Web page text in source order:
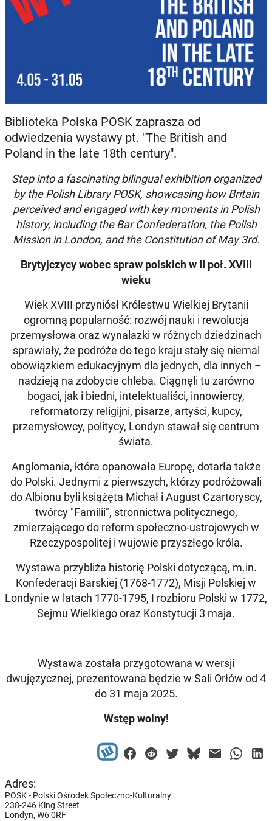
Biblioteka Polska POSK zaprasza od
odwiedzenia wystawy pt. "The British and
Poland in the late 18th century".
Step into a fascinating bilingual exhibition organized
by the Polish Library POSK, showcasing how Britain
perceived and engaged with key moments in Polish
history, including the Bar Confederation, the Polish
Mission in London, and the Constitution of May 3rd.
Brytyjczycy wobec spraw polskich w II poł. XVIII
wieku
Wiek XVIII przyniósł Królestwu Wielkiej Brytanii
ogromną popularność: rozwój nauki i rewolucja
przemysłowa oraz wynalazki w różnych dziedzinach
sprawiały, że podróże do tego kraju stały się niemal
obowiązkiem edukacyjnym dla jednych, dla innych –
nadzieją na zdobycie chleba. Ciągnęli tu zarówno
bogaci, jak i biedni, intelektualiści, innowiercy,
reformatorzy religijni, pisarze, artyści, kupcy,
przemysłowcy, politycy, Londyn stawał się centrum
świata.
Anglomania, która opanowała Europę, dotarła także
do Polski. Jednymi z pierwszych, którzy podróżowali
do Albionu byli książęta Michał i August Czartoryscy,
twórcy "Familii", stronnictwa politycznego,
zmierzającego do reform społeczno-ustrojowych w
Rzeczypospolitej i wujowie przyszłego króla.
Wystawa przybliża historię Polski dotyczącą, m.in.
Konfederacji Barskiej (1768-1772), Misji Polskiej w
Londynie w latach 1770-1795, I rozbioru Polski w 1772,
Sejmu Wielkiego oraz Konstytucji 3 maja.
Wystawa została przygotowana w wersji
dwujęzycznej, prezentowana będzie w Sali Orłów od 4
do 31 maja 2025.
Wstęp wolny!
Adres:
POSK - Polski Ośrodek Społeczno-Kulturalny
238-246 King Street
Londyn, W6 0RF